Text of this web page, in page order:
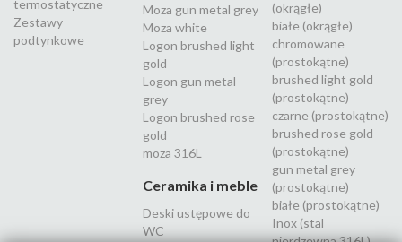
termostatyczne
Zestawy
podtynkowe
Moza gun metal grey
Moza white
Logon brushed light
gold
Logon gun metal
grey
Logon brushed rose
gold
moza 316L
Ceramika i meble
Deski ustępowe do
WC
(okrągłe)
białe (okrągłe)
chromowane
(prostokątne)
brushed light gold
(prostokątne)
czarne (prostokątne)
brushed rose gold
(prostokątne)
gun metal grey
(prostokątne)
białe (prostokątne)
Inox (stal